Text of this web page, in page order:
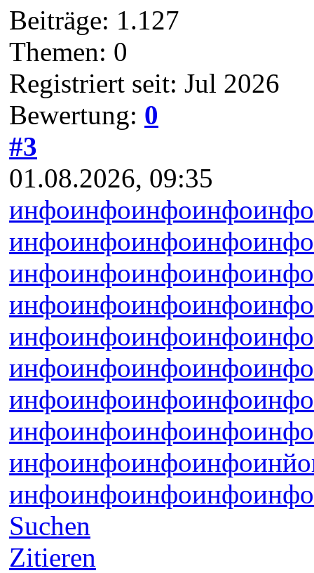
Beiträge: 1.127
Themen: 0
Registriert seit: Jul 2026
Bewertung: 0
#3
01.08.2026, 09:35
инфоинфоинфоинфоинфо
инфоинфоинфоинфоинфо
инфоинфоинфоинфоинфо
инфоинфоинфоинфоинфо
инфоинфоинфоинфоинфо
инфоинфоинфоинфоинфо
инфоинфоинфоинфоинфо
инфоинфоинфоинфоинфо
инфоинфоинфоинфоинйо
инфоинфоинфоинфоинфо
Suchen
Zitieren